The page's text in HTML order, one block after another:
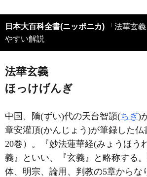
日本大百科全書(ニッポニカ)
やすい解説
法華玄義
ほっけげんぎ
中国、隋(ずい)代の天台智顗(ちぎ)
章安灌頂(かんじょう)が筆録した仏
20巻）。『妙法蓮華経(みょうほう
義』といい、『玄義』と略称する
体、明宗、論用、判教の5章からな